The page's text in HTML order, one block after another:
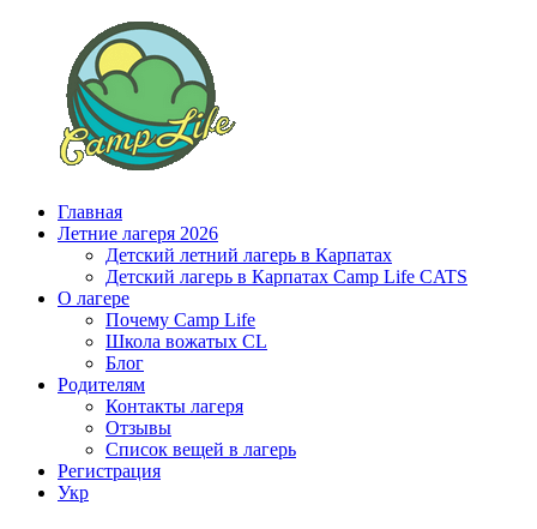
Главная
Летние лагеря 2026
Детский летний лагерь в Карпатах
Детский лагерь в Карпатах Сamp Life CATS
О лагере
Почему Camp Life
Школа вожатых CL
Блог
Родителям
Контакты лагеря
Отзывы
Список вещей в лагерь
Регистрация
Укр